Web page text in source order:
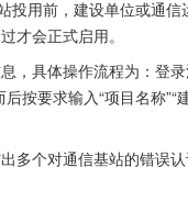
投用前，建设单位或通
才会正式启用。
，具体操作流程为：登
按要求输入“项目名称
多个对通信基站的错误认